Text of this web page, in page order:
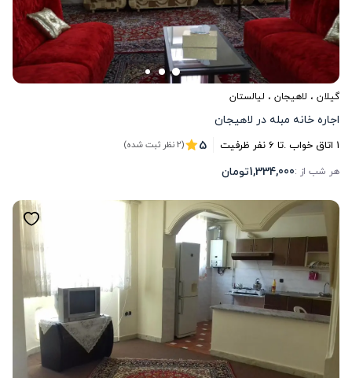
گیلان ، لاهیجان ، لیالستان
اجاره خانه مبله در لاهیجان
1 اتاق خواب .تا 6نفر ظرفیت 5 (2 نظر ثبت شده)
هر شب از :1,334,000تومان